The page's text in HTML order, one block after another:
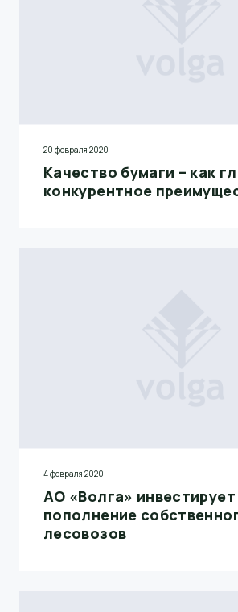
20 февраля 2020
Качество бумаги – как
конкурентное
4 февраля 2020
АО «Волга» инвестирует
пополнение
лесовозов